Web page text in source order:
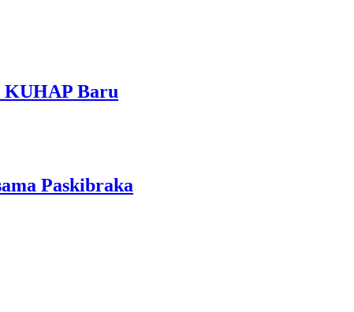
KUHAP Baru
Paskibraka